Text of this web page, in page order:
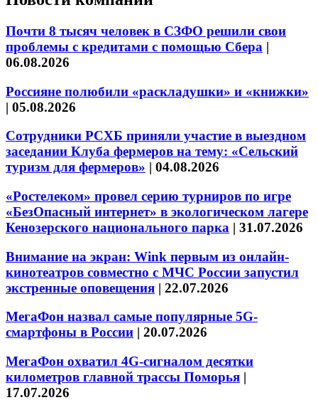
Почти 8 тысяч человек в СЗФО решили свои
проблемы с кредитами с помощью Сбера |
06.08.2026
Россияне полюбили «раскладушки» и «книжки»
| 05.08.2026
Сотрудники РСХБ приняли участие в выездном
заседании Клуба фермеров на тему: «Сельский
туризм для фермеров» | 04.08.2026
«Ростелеком» провел серию турниров по игре
«БезОпасный интернет» в экологическом лагере
Кенозерского национального парка | 31.07.2026
Внимание на экран: Wink первым из онлайн-
кинотеатров совместно с МЧС России запустил
экстренные оповещения | 22.07.2026
МегаФон назвал самые популярные 5G-
смартфоны в России | 20.07.2026
МегаФон охватил 4G-сигналом десятки
километров главной трассы Поморья |
17.07.2026